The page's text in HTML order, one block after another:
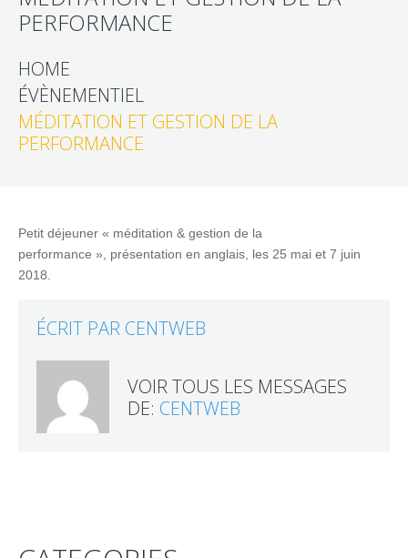
PERFORMANCE
HOME
ÉVÈNEMENTIEL
MÉDITATION ET GESTION DE LA
PERFORMANCE
Petit déjeuner « méditation & gestion de la
performance », présentation en anglais, les 25 mai et 7 juin
2018.
ÉCRIT PAR CENTWEB
VOIR TOUS LES MESSAGES
DE: CENTWEB